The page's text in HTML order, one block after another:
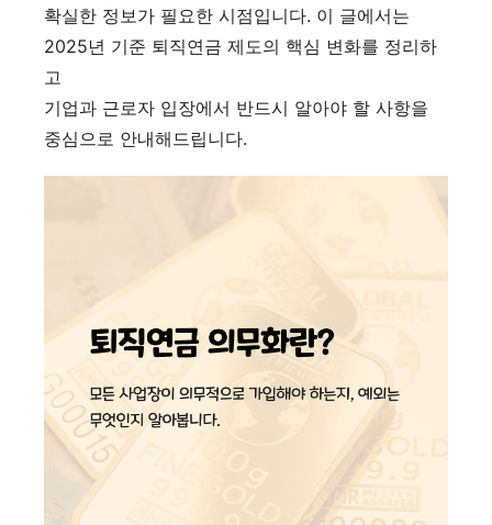
확실한 정보가 필요한 시점입니다. 이 글에서는
2025년 기준 퇴직연금 제도의 핵심 변화를 정리하
고
기업과 근로자 입장에서 반드시 알아야 할 사항을
중심으로 안내해드립니다.